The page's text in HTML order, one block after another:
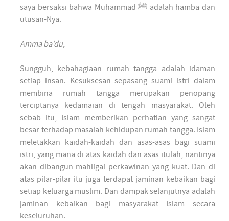
saya bersaksi bahwa Muhammad ﷺ adalah hamba dan
utusan-Nya.
Amma ba’du,
Sungguh, kebahagiaan rumah tangga adalah idaman
setiap insan. Kesuksesan sepasang suami istri dalam
membina rumah tangga merupakan penopang
terciptanya kedamaian di tengah masyarakat. Oleh
sebab itu, Islam memberikan perhatian yang sangat
besar terhadap masalah kehidupan rumah tangga. Islam
meletakkan kaidah-kaidah dan asas-asas bagi suami
istri, yang mana di atas kaidah dan asas itulah, nantinya
akan dibangun mahligai perkawinan yang kuat. Dan di
atas pilar-pilar itu juga terdapat jaminan kebaikan bagi
setiap keluarga muslim. Dan dampak selanjutnya adalah
jaminan kebaikan bagi masyarakat Islam secara
keseluruhan.